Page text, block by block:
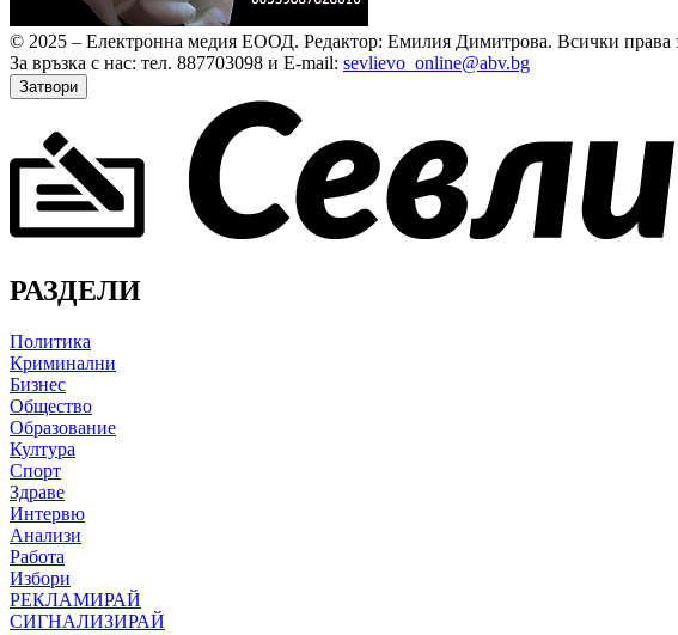
© 2025 – Електронна медия ЕООД. Редактор: Емилия Димитрова. Всички права
За връзка с нас: тел. 887703098 и E-mail: sevlievo_online@abv.bg
Затвори
РАЗДЕЛИ
Политика
Криминални
Бизнес
Общество
Образование
Култура
Спорт
Здраве
Интервю
Анализи
Работа
Избори
РЕКЛАМИРАЙ
СИГНАЛИЗИРАЙ